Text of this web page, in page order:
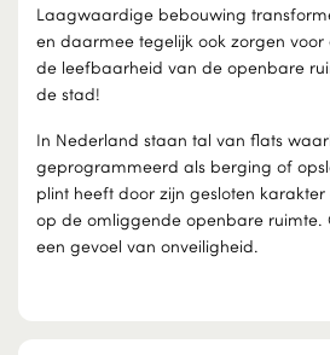
Laagwaardige bebouwing
en daarmee tegelijk ook zorgen
de leefbaarheid van de openbare
de stad!
In Nederland staan tal van flats
geprogrammeerd als berging of
plint heeft door zijn gesloten
op de omliggende openbare ruimte.
een gevoel van onveiligheid.